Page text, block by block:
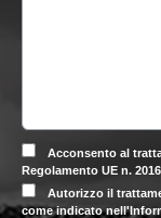
Acconsento al
Regolamento UE n.
Autorizzo il
come indicato